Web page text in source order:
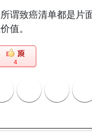
致癌清单都是片
值。
4